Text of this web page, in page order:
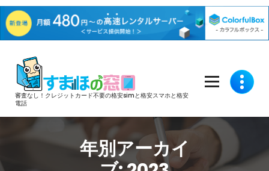
ツ
キ
審査なし！クレジットカード不要の格安simと格安スマホと格安
電話
年別アーカイ